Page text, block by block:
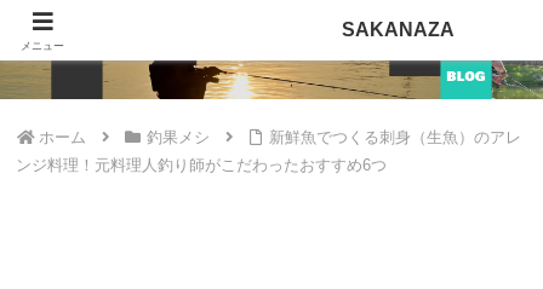
ホーム 釣果メシ
新鮮魚でつくる刺身（生魚）のアレ
ンジ料理！元料理人釣り師がこだわったおすすめ6つ
メニュー
SAKANAZA